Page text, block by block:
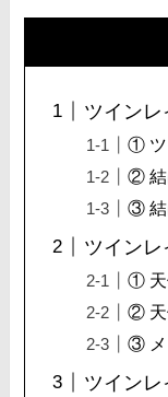
ツイン
① ツ
② 結
③ 結
ツイン
① 天
② 天
③ メ
ツイン